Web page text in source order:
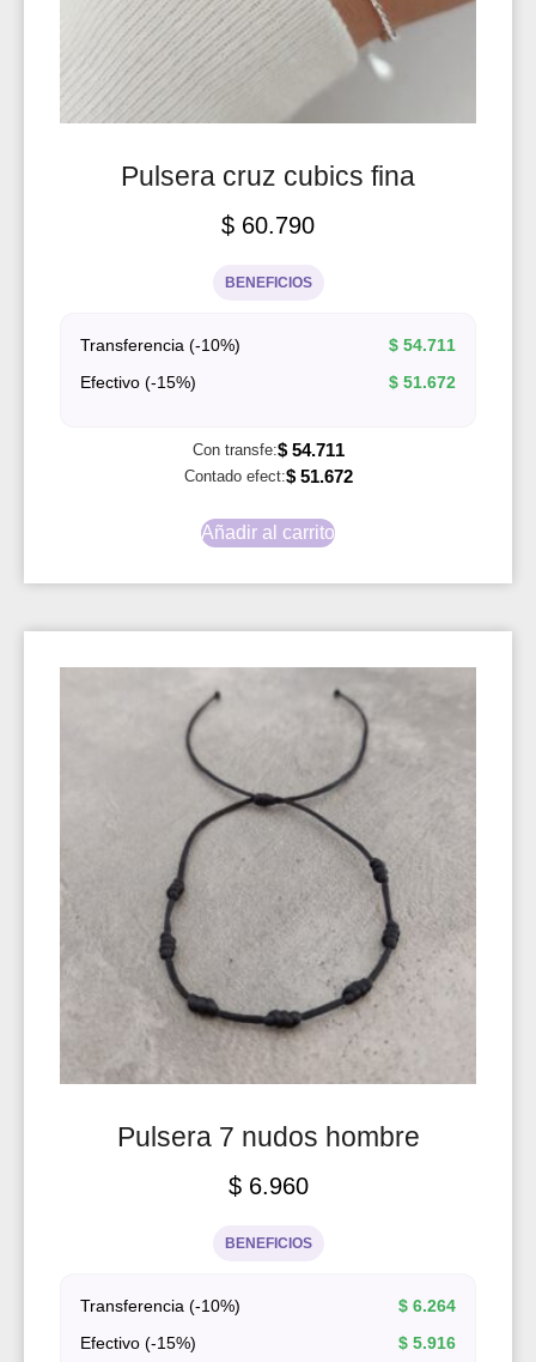
Pulsera cruz cubics fina
$ 60.790
BENEFICIOS
Transferencia (-10%) $ 54.711
Efectivo (-15%)
$ 51.672
Con transfe:$54.711
Contado efect:$51.672
Añadir al carrito
Pulsera 7 nudos hombre
$6.960
BENEFICIOS
Transferencia (-10%) $ 6.264
Efectivo (-15%)
$ 5.916